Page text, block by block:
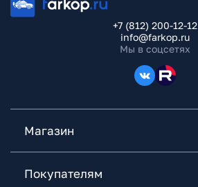
+7 (812) 200-12-12
info@farkop.ru
Мы в соцсетях
Магазин
Покупателям